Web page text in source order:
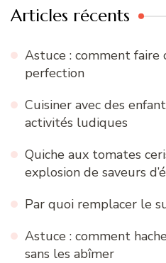
Articles récents
Astuce : comment faire
perfection
Cuisiner avec des
activités ludiques
Quiche aux tomates
explosion de saveurs
Par quoi remplacer le
Astuce : comment
sans les abîmer